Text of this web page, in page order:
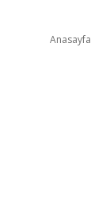
Anasayfa